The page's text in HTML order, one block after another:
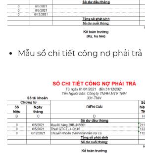
Mẫu sổ chi tiết công nợ phải trả